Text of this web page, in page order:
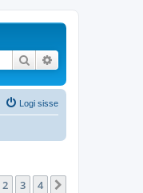
Otsi
Logi sisse
2 3 4